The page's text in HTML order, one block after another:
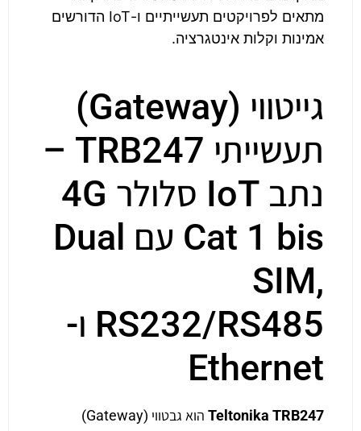
מתאים לפרויקטים תעשייתיים ו-IoT הדורשים
אמינות וקלות אינטגרציה.
גייטווי (Gateway)
תעשייתי TRB247 –
נתב IoT סלולר 4G
Cat 1 bis עם Dual
SIM,
RS232/RS485 ו-
Ethernet
Teltonika TRB247 הוא גבטווי (Gateway)